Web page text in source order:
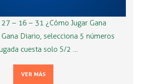
– 16 – 31 ¿Cómo Jugar Gana
Diario, selecciona 5 números
cuesta solo S/2 …
VER MÁS